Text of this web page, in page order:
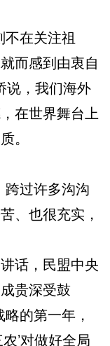
在关注祖
而感到由衷自
说，我们海外
在世界舞台上
。
过许多沟沟
、也很充实，
话，民盟中央
贵深受鼓
的第一年，
’对做好全局